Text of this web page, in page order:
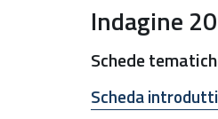
Indagine
Schede
Scheda